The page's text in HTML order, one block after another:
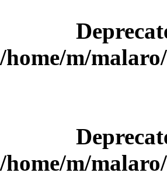
/home/m/
/home/m/